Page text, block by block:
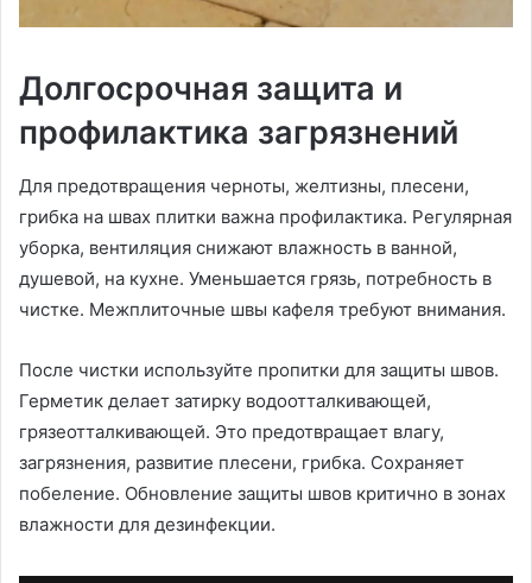
Долгосрочная защита и
профилактика загрязнений
Для предотвращения черноты, желтизны, плесени,
грибка на швах плитки важна профилактика. Регулярная
уборка, вентиляция снижают влажность в ванной,
душевой, на кухне. Уменьшается грязь, потребность в
чистке. Межплиточные швы кафеля требуют внимания.
После чистки используйте пропитки для защиты швов.
Герметик делает затирку водоотталкивающей,
грязеотталкивающей. Это предотвращает влагу,
загрязнения, развитие плесени, грибка. Сохраняет
побеление. Обновление защиты швов критично в зонах
влажности для дезинфекции.